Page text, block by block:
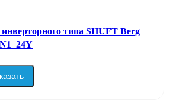
типа SHUFT Berg